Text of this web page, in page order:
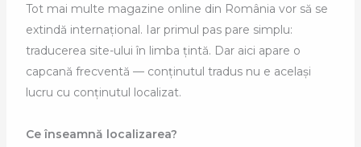
Tot mai multe magazine online din România vor să se
extindă internațional. Iar primul pas pare simplu:
traducerea site-ului în limba țintă. Dar aici apare o
capcană frecventă — conținutul tradus nu e același
lucru cu conținutul localizat.
Ce înseamnă localizarea?